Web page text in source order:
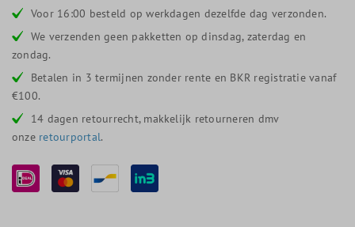
Voor 16:00 besteld op werkdagen dezelfde dag verzonden.
We verzenden geen pakketten op dinsdag, zaterdag en
zondag.
Betalen in 3 termijnen zonder rente en BKR registratie vanaf
€100.
14 dagen retourrecht, makkelijk retourneren dmv
onze retourportal.